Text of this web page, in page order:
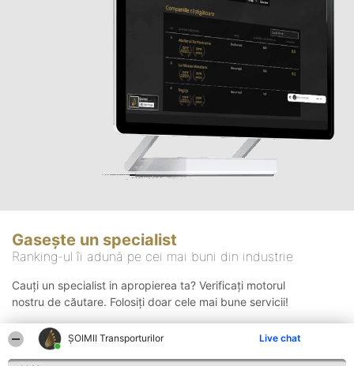
ȘOIMII Transporturilor Live chat
Gasește un specialist
Ranking-ul îi adună pe cei mai buni din industrie
Cauți un specialist in apropierea ta? Verificați motorul
nostru de căutare. Folosiți doar cele mai bune servicii!